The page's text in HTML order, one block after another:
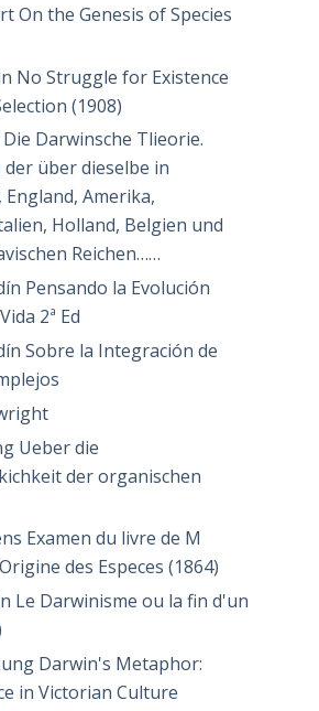
On the Genesis of Species
No Struggle for Existence
(1908)
Die Darwinsche Tlieorie.
der über dieselbe in
Amerika,
Holland, Belgien und
Reichen……
Pensando la Evolución
2ª Ed
Sobre la Integración de
Ueber die
der organischen
Examen du livre de M
des Especes (1864)
Le Darwinisme ou la fin d'un
Darwin's Metaphor:
in Victorian Culture